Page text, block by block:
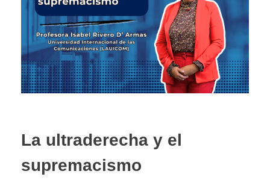
La ultraderecha y el
supremacismo